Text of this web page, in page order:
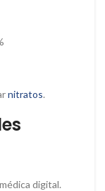
nitratos.
digital.